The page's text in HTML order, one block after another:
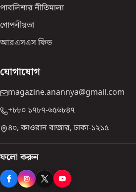
পাবলিশার নীতিমালা
গোপনীয়তা
আরএসএস ফিড
যোগাযোগ
magazine.anannya@gmail.com
+৮৮০ ১৭৮৭-৬৫৬৮৪৭
৪০, কাওরান বাজার, ঢাকা-১২১৫
ফলো করুন